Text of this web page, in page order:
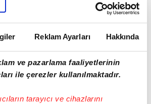
Reklam Ayarları Hakkında
ve pazarlama faaliyetlerinin
ile çerezler kullanılmaktadır.
tarayıcı ve cihazlarını